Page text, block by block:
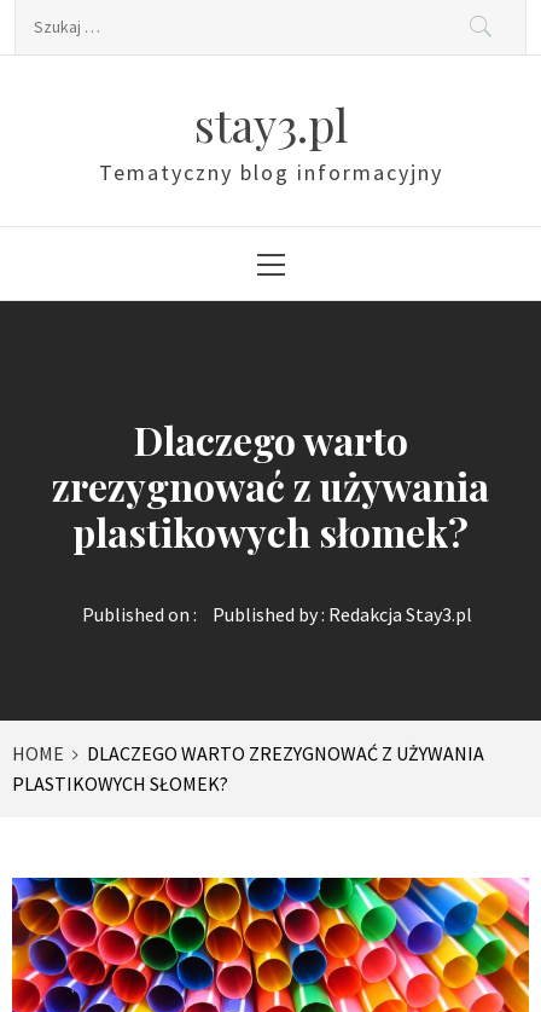
Szukaj:
stay3.pl
Tematyczny blog informacyjny
Menu
Dlaczego warto
zrezygnować z używania
plastikowych słomek?
Published on : Published by : Redakcja Stay3.pl
HOME
DLACZEGO WARTO ZREZYGNOWAĆ Z UŻYWANIA
PLASTIKOWYCH SŁOMEK?